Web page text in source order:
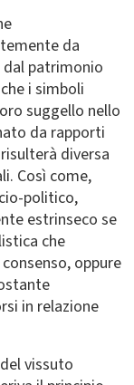
da
patrimonio
i simboli
suggello nello
da rapporti
diversa
Così come,
politico,
estrinseco se
che
oppure
in relazione
vissuto